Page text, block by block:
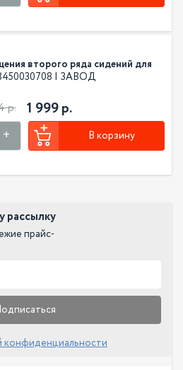
второго ряда сидений для
| ЗАВОД
р. 1 999 р.
В корзину
рассылку
прайс-
конфиденциальности